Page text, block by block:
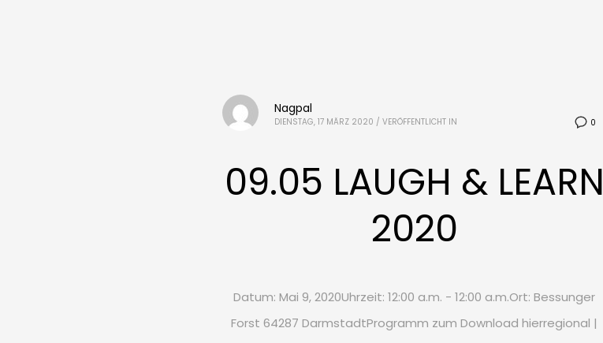
0
Nagpal
DIENSTAG, 17 MÄRZ 2020 / VERÖFFENTLICHT IN
09.05 LAUGH & LEARN
2020
Datum: Mai 9, 2020Uhrzeit: 12:00 a.m. - 12:00 a.m.Ort: Bessunger
Forst 64287 DarmstadtProgramm zum Download hierregional |